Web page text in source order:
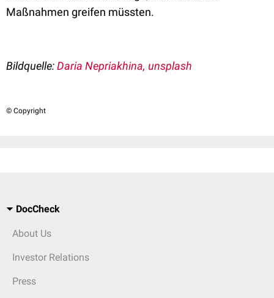
Maßnahmen greifen müssten.
Bildquelle:Daria Nepriakhina, unsplash
© Copyright
DocCheck
About Us
Investor Relations
Press